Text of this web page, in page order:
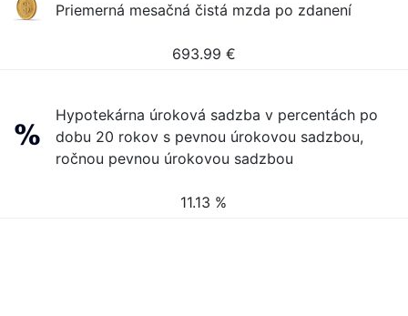
Priemerná mesačná čistá mzda po zdanení
693.99 €
Hypotekárna úroková sadzba v percentách po
dobu 20 rokov s pevnou úrokovou sadzbou,
ročnou pevnou úrokovou sadzbou
11.13 %